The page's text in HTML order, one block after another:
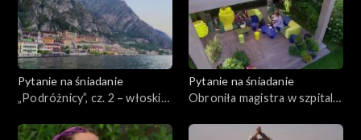
Pytanie na śniadanie
„Podróżnicy”, cz. 2 – włoskie
Markiewicz i Łukaszem
Pytanie na śniadanie
Obroniła magistra w szpitalu,